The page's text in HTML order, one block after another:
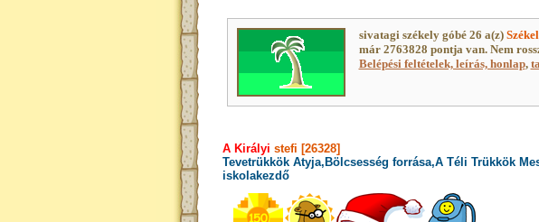
sivatagi székely góbé 26 a(z)
már 2763828 pontja van. Nem
Belépési feltételek, leírás, honlap,
A Királyi stefi [26328]
Tevetrükkök Atyja,Bölcsesség forrása,A Téli Trükkök
iskolakezdő